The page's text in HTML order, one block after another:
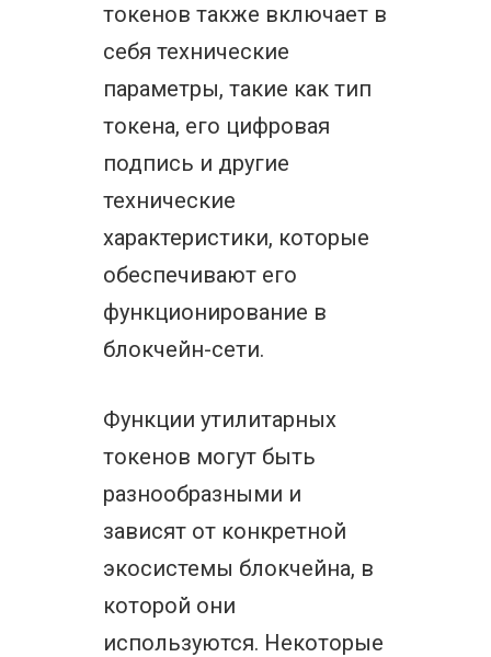
токенов также включает в
себя технические
параметры, такие как тип
токена, его цифровая
подпись и другие
технические
характеристики, которые
обеспечивают его
функционирование в
блокчейн-сети.
Функции утилитарных
токенов могут быть
разнообразными и
зависят от конкретной
экосистемы блокчейна, в
которой они
используются. Некоторые